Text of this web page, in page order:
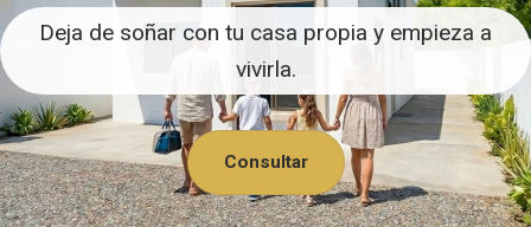
Deja de soñar con tu casa propia y empieza a
vivirla.
Consultar